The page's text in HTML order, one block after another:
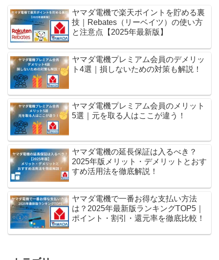
ヤマダ電機で楽天ポイントを貯める裏
技｜Rebates（リーベイツ）の使い方
と注意点【2025年最新版】
ヤマダ電機プレミアム会員のデメリッ
ト4選｜損しないための対策も解説！
ヤマダ電機プレミアム会員のメリット
5選｜元を取る人はここが違う！
ヤマダ電機の延長保証は入るべき？
2025年版メリット・デメリットとおす
すめ活用法を徹底解説！
ヤマダ電機で一番お得な支払い方法
は？2025年最新版ランキングTOP5｜
ポイント・割引・還元率を徹底比較！